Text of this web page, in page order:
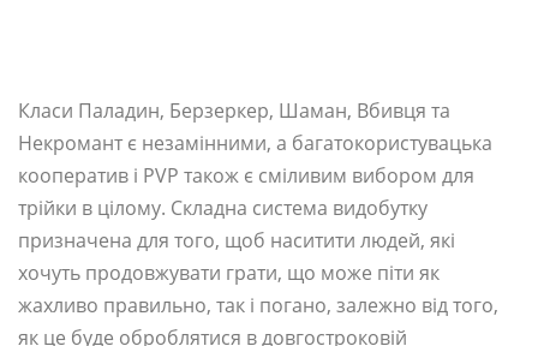
Класи Паладин, Берзеркер, Шаман, Вбивця та
Некромант є незамінними, а багатокористувацька
кооператив і PVP також є сміливим вибором для
трійки в цілому. Складна система видобутку
призначена для того, щоб наситити людей, які
хочуть продовжувати грати, що може піти як
жахливо правильно, так і погано, залежно від того,
як це буде оброблятися в довгостроковій